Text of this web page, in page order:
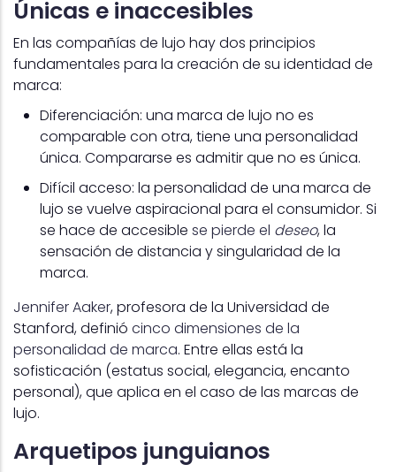
Únicas e inaccesibles
En las compañías de lujo hay dos principios
fundamentales para la creación de su identidad de
marca:
Diferenciación: una marca de lujo no es
comparable con otra, tiene una personalidad
única. Compararse es admitir que no es única.
Difícil acceso: la personalidad de una marca de
lujo se vuelve aspiracional para el consumidor. Si
se hace de accesible se pierde el deseo, la
sensación de distancia y singularidad de la
marca.
Jennifer Aaker, profesora de la Universidad de
Stanford, definió cinco dimensiones de la
personalidad de marca. Entre ellas está la
sofisticación (estatus social, elegancia, encanto
personal), que aplica en el caso de las marcas de
lujo.
Arquetipos junguianos